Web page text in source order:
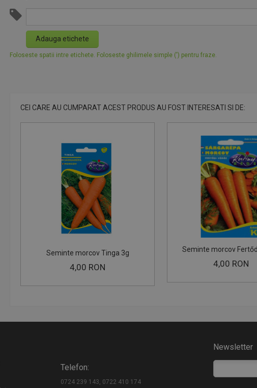
Adauga etichete
Foloseste spatii intre etichete. Foloseste ghilimele simple (') pentru fraze.
CEI CARE AU CUMPARAT ACEST PRODUS AU FOST INTERESATI SI DE:
Seminte morcov Tinga 3g
4,00 RON
Seminte morcov Fertődi
4,00 RON
Telefon:
0724 239 143, 0722 410 174
Newsletter